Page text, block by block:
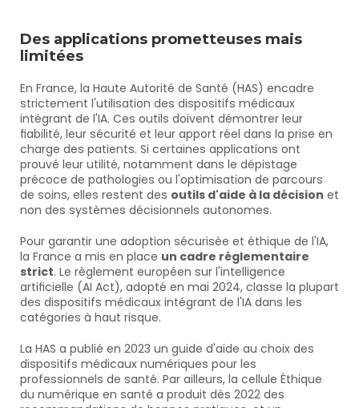
Des applications prometteuses mais
limitées
En France, la Haute Autorité de Santé (HAS) encadre
strictement l'utilisation des dispositifs médicaux
intégrant de l'IA. Ces outils doivent démontrer leur
fiabilité, leur sécurité et leur apport réel dans la prise en
charge des patients. Si certaines applications ont
prouvé leur utilité, notamment dans le dépistage
précoce de pathologies ou l'optimisation de parcours
de soins, elles restent des outils d'aide à la décision et
non des systèmes décisionnels autonomes.
Pour garantir une adoption sécurisée et éthique de l'IA,
la France a mis en place un cadre réglementaire
strict. Le règlement européen sur l'intelligence
artificielle (AI Act), adopté en mai 2024, classe la plupart
des dispositifs médicaux intégrant de l'IA dans les
catégories à haut risque.
La HAS a publié en 2023 un guide d'aide au choix des
dispositifs médicaux numériques pour les
professionnels de santé. Par ailleurs, la cellule Éthique
du numérique en santé a produit dès 2022 des